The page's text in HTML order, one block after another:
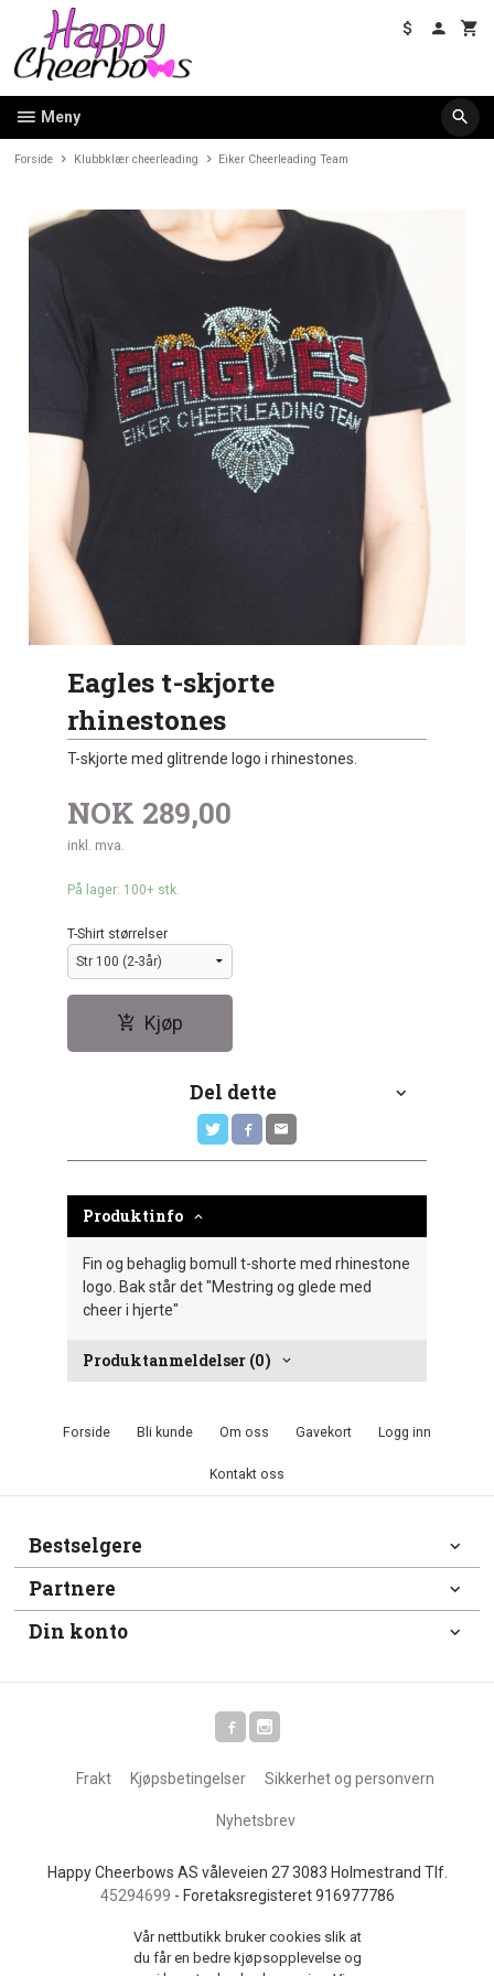
innholdet
Meny
Forside Klubbklær cheerleading Eiker Cheerleading Team
Eagles t-skjorte
rhinestones
T-skjorte med glitrende logo i rhinestones.
NOK 289,00
inkl. mva.
På lager: 100+ stk.
T-Shirt størrelser
Kjøp
Del dette
Produktinfo
Fin og behaglig bomull t-shorte med rhinestone
logo. Bak står det "Mestring og glede med
cheer i hjerte"
Produktanmeldelser (0)
Forside Bli kunde Om oss Gavekort Logg inn
Kontakt oss
Bestselgere
Partnere
Din konto
Frakt Kjøpsbetingelser Sikkerhet og personvern
Nyhetsbrev
Happy Cheerbows AS våleveien 27 3083 Holmestrand Tlf.
45294699 - Foretaksregisteret 916977786
Vår nettbutikk bruker cookies slik at
du får en bedre kjøpsopplevelse og